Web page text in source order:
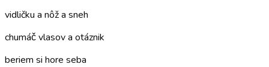
vidličku a nôž a sneh
chumáč vlasov a otáznik
beriem si hore seba